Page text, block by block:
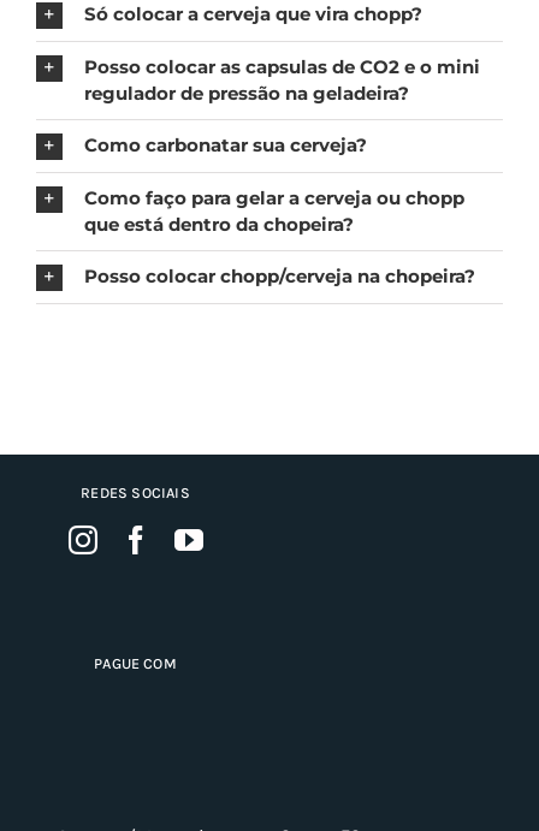
Só colocar a cerveja que vira chopp?
Posso colocar as capsulas de CO2 e o mini
regulador de pressão na geladeira?
Como carbonatar sua cerveja?
Como faço para gelar a cerveja ou chopp
que está dentro da chopeira?
Posso colocar chopp/cerveja na chopeira?
REDES SOCIAIS
PAGUE COM